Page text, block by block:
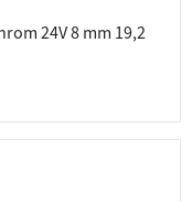
24V 8 mm 19,2